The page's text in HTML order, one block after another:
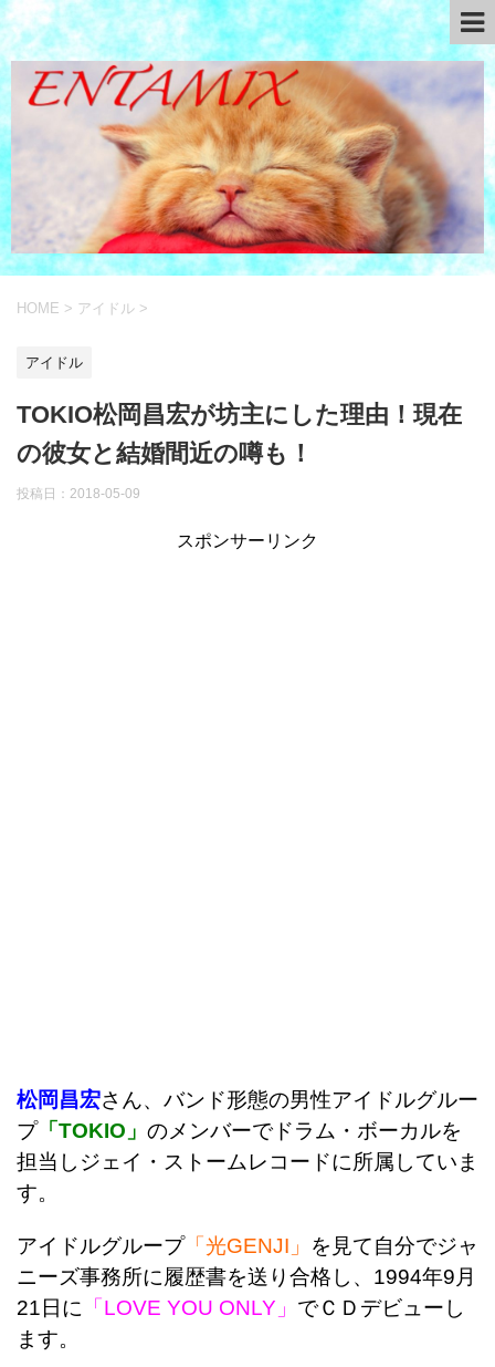
HOME > アイドル >
アイドル
TOKIO松岡昌宏が坊主にした理由！現在
の彼女と結婚間近の噂も！
投稿日： 2018-05-09
スポンサーリンク
松岡昌宏さん、バンド形態の男性アイドルグルー
プ「TOKIO」 のメンバーでドラム・ボーカルを
担当しジェイ・ストームレコードに所属していま
す。
アイドルグループ「光GENJI」 を見て自分でジャ
ニーズ事務所に履歴書を送り合格し、1994年9月
21日に 「LOVE YOU ONLY」 でＣＤデビューし
ます。